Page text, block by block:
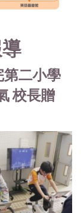
二小學
校長贈